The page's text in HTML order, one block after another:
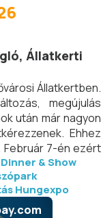
, Állatkerti
Állatkertben.
megújulás
után már nagyon
Ehhez
Február 7-én ezért
& Show
Hungexpo